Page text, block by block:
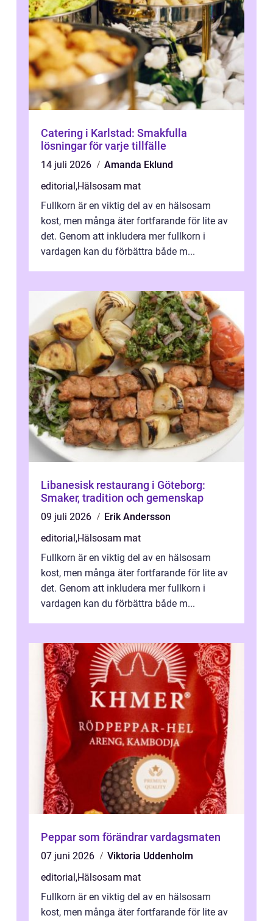
Catering i Karlstad: Smakfulla
lösningar för varje tillfälle
14 juli 2026
Amanda Eklund
editorial,Hälsosam mat
Fullkorn är en viktig del av en hälsosam
kost, men många äter fortfarande för lite av
det. Genom att inkludera mer fullkorn i
vardagen kan du förbättra både m...
Libanesisk restaurang i Göteborg:
Smaker, tradition och gemenskap
09 juli 2026
Erik Andersson
editorial,Hälsosam mat
Fullkorn är en viktig del av en hälsosam
kost, men många äter fortfarande för lite av
det. Genom att inkludera mer fullkorn i
vardagen kan du förbättra både m...
Peppar som förändrar vardagsmaten
07 juni 2026
Viktoria Uddenholm
editorial,Hälsosam mat
Fullkorn är en viktig del av en hälsosam
kost, men många äter fortfarande för lite av